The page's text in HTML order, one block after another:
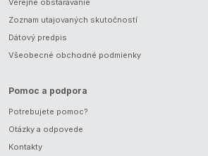
Verejné obstarávanie
Zoznam utajovaných skutočností
Dátový predpis
Všeobecné obchodné podmienky
Pomoc a podpora
Potrebujete pomoc?
Otázky a odpovede
Kontakty